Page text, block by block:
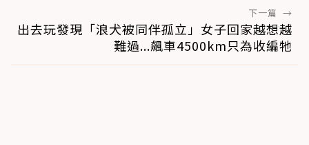
下一篇 →
出去玩發現「浪犬被同伴孤立」女子回家越想越
難過...飆車4500km只為收編牠